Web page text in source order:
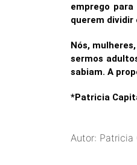
emprego
querem dividir
Nós,
sermos
sabiam. A
*Patricia
Autor: Patricia